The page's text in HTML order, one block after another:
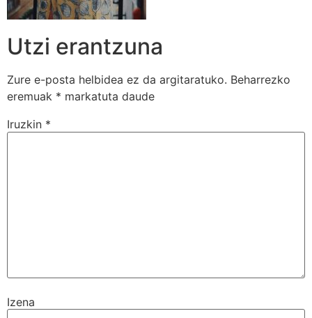
Utzi erantzuna
Zure e-posta helbidea ez da argitaratuko. Beharrezko
eremuak * markatuta daude
Iruzkin *
Izena